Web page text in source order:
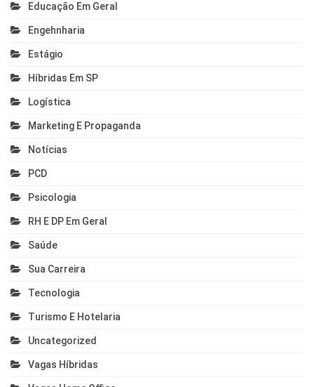
Educação Em Geral
Engehnharia
Estágio
Híbridas Em SP
Logística
Marketing E Propaganda
Notícias
PCD
Psicologia
RH E DP Em Geral
Saúde
Sua Carreira
Tecnologia
Turismo E Hotelaria
Uncategorized
Vagas Híbridas